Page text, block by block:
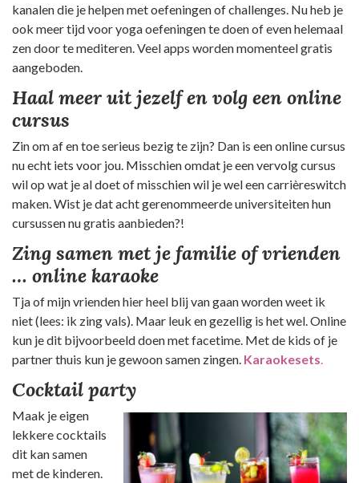
kanalen die je helpen met oefeningen of challenges. Nu heb je
ook meer tijd voor yoga oefeningen te doen of even helemaal
zen door te mediteren. Veel apps worden momenteel gratis
aangeboden.
Haal meer uit jezelf en volg een online
cursus
Zin om af en toe serieus bezig te zijn? Dan is een online cursus
nu echt iets voor jou. Misschien omdat je een vervolg cursus
wil op wat je al doet of misschien wil je wel een carrièreswitch
maken. Wist je dat acht gerenommeerde universiteiten hun
cursussen nu gratis aanbieden?!
Zing samen met je familie of vrienden
… online karaoke
Tja of mijn vrienden hier heel blij van gaan worden weet ik
niet (lees: ik zing vals). Maar leuk en gezellig is het wel. Online
kun je dit bijvoorbeeld doen met facetime. Met de kids of je
partner thuis kun je gewoon samen zingen. Karaokesets
Cocktail party
Maak je eigen
lekkere cocktails
dit kan samen
met de kinderen.